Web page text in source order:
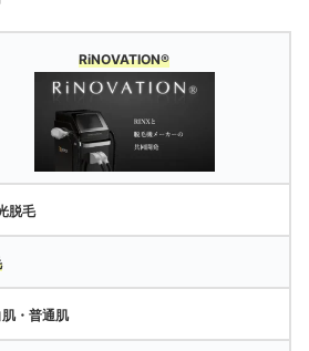
RiNOVATION®
脱毛
・普通肌